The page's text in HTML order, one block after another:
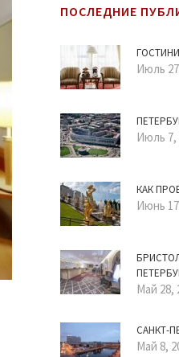
ПОСЛЕДНИЕ
Июль
Июль 7,
КАК
Июнь
Май 28,
САНКТ-
Май 8,